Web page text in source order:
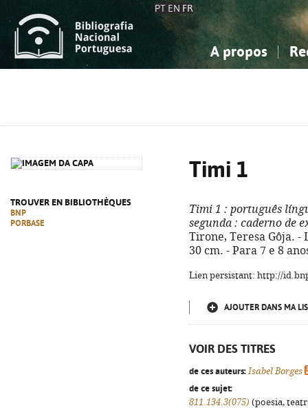
PT EN FR
A propos
TROUVER EN BIBLIOTHÈQUES
BNP
PORBASE
Timi 1
Timi 1 : português
segunda : caderno de
Tirone, Teresa Gôja. -
30 cm. - Para 7 e 8
Lien persistant: http://
AJOUTER DANS MA
VOIR DES TITRES
de ces auteurs: Isabel Borges
de ce sujet:
811.134.3(075) (poesia,